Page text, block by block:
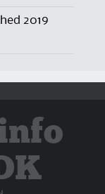
2019